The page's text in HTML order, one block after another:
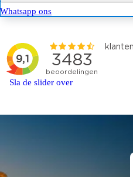
Whatsapp ons
Sla de slider over